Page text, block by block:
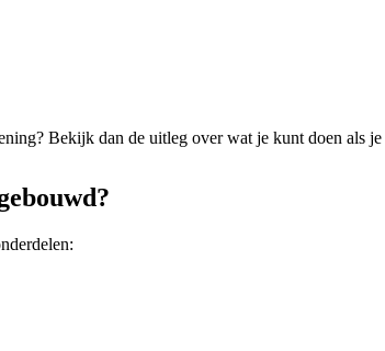
Bekijk dan de uitleg over wat je kunt doen als je